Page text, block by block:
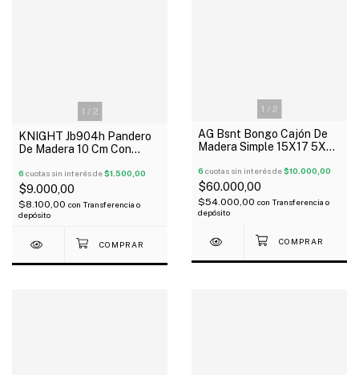
1 / 2
KNIGHT Jb904h Pandero
De Madera 10 Cm Con
6 cuotas sin interés de$1.500,00
$9.000,00
$8.100,00 con Transferencia o
depósito
1 / 2
AG Bsnt Bongo Cajón De
Madera Simple 15X17 5X39
6 cuotas sin interés de$10.000,00
$60.000,00
$54.000,00 con Transferencia o
depósito